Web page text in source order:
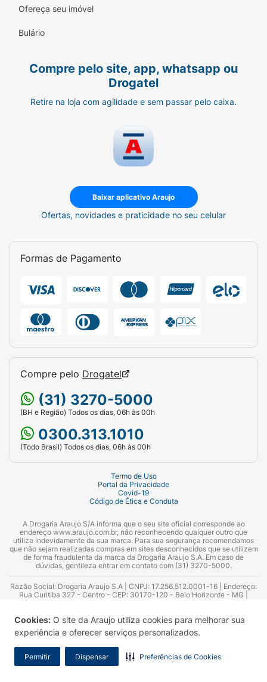
Cookies: O site da Araujo utiliza cookies para melhorar sua
experiência e oferecer serviços personalizados.
Permitir Dispensar Preferências de Cookies
sobre a pele irritada ou lesionada. Em caso de
Manter em local seco e arejado.
todos os tipos de pele
Indicação de idade
Ofereça seu imóvel
Bulário
Compre pelo site, app, whatsapp ou
Drogatel
Retire na loja com agilidade e sem passar pelo caixa.
Baixar aplicativo Araujo
Ofertas, novidades e praticidade no seu celular
Formas de Pagamento
Compre pelo Drogatel
(31) 3270-5000
(BH e Região) Todos os dias, 06h às 00h
0300.313.1010
(Todo Brasil) Todos os dias, 06h às 00h
Termo de Uso
Portal da Privacidade
Covid-19
Código de Ética e Conduta
A Drogaria Araujo S/A informa que o seu site oficial corresponde ao
endereço www.araujo.com.br, não reconhecendo qualquer outro que
utilize indevidamente da sua marca. Para sua segurança recomendamos
que não sejam realizadas compras em sites desconhecidos que se utilizem
de forma fraudulenta da marca da Drogaria Araujo S.A. Em caso de
dúvidas, gentileza entrar em contato com (31) 3270-5000.
Razão Social: Drogaria Araujo S.A | CNPJ: 17.256.512.0001-16 | Endereço:
Rua Curitiba 327 - Centro - CEP: 30170-120 - Belo Horizonte - MG |
Azevedo Guimarães – CRF 10.965 | Yasmin Silva Alvarenga – CRF 52.584 -
Consultor substituto: Thiago Aguiar Pinheiro - CRF Nº 13.748. Alvará
Sanitário: 2025020713 | Autorização de Funcionamento da Empresa (AFE):